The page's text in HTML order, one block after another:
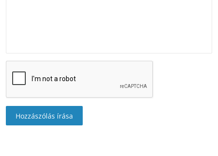
Hozzászólás írása